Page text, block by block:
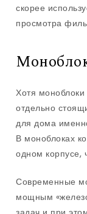
скорее
просмотра
Хотя моноблоки
отдельно
для дома
В моноблоках
одном корпусе,
Современные
мощным